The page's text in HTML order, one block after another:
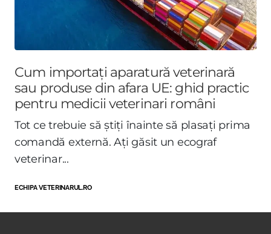
Cum importați aparatură veterinară
sau produse din afara UE: ghid practic
pentru medicii veterinari români
Tot ce trebuie să știți înainte să plasați prima
comandă externă. Ați găsit un ecograf
veterinar...
ECHIPA VETERINARUL.RO